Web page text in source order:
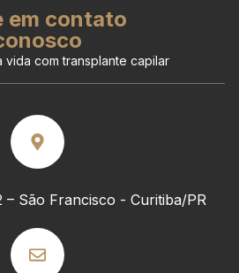
em contato
vida com transplante capilar
– São Francisco - Curitiba/PR